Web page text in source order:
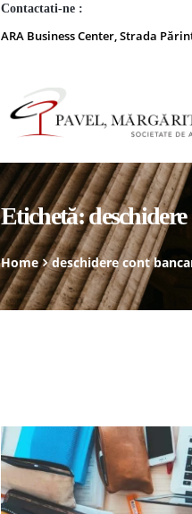
Contactati-ne :
ARA Business Center, Strada
Etichetă:
Home deschidere cont